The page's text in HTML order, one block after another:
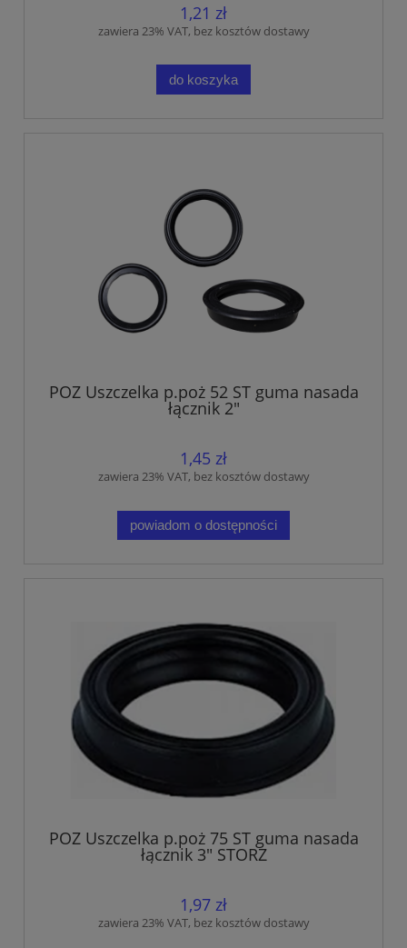
1,21 zł
zawiera 23% VAT, bez kosztów dostawy
do koszyka
POZ Uszczelka p.poż 52 ST guma nasada
łącznik 2"
1,45 zł
zawiera 23% VAT, bez kosztów dostawy
powiadom o dostępności
POZ Uszczelka p.poż 75 ST guma nasada
łącznik 3" STORZ
1,97 zł
zawiera 23% VAT, bez kosztów dostawy